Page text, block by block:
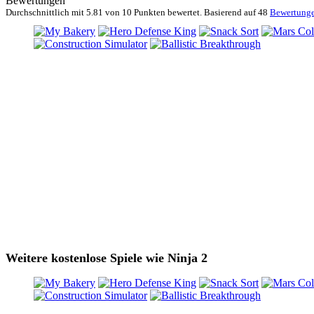
Durchschnittlich mit 5.81 von 10 Punkten bewertet. Basierend auf48
Weitere kostenlose Spiele wie Ninja 2